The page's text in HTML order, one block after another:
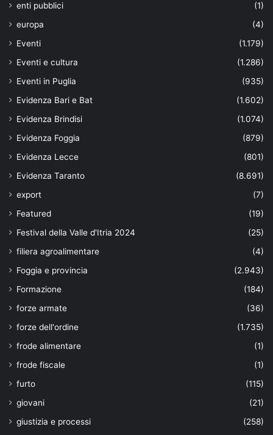
enti pubblici
(1)
europa
(4)
Eventi
(1.179)
Eventi e cultura
(1.286)
Eventi in Puglia
(935)
Evidenza Bari e Bat
(1.602)
Evidenza Brindisi
(1.074)
Evidenza Foggia
(879)
Evidenza Lecce
(801)
Evidenza Taranto
(8.691)
export
(7)
Featured
(19)
Festival della Valle d'Itria 2024
(25)
filiera agroalimentare
(4)
Foggia e provincia
(2.943)
Formazione
(184)
forze armate
(36)
forze dell'ordine
(1.735)
frode alimentare
(1)
frode fiscale
(1)
furto
(115)
giovani
(21)
giustizia e processi
(258)